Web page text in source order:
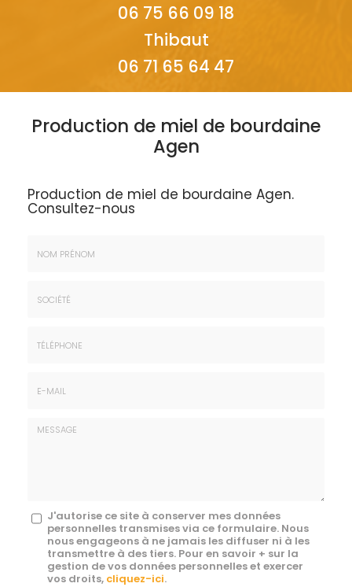
06 75 66 09 18
Thibaut
06 71 65 64 47
Production de miel de bourdaine
Agen
Production de miel de bourdaine Agen.
Consultez-nous
Message
J'autorise ce site à conserver mes données
personnelles transmises via ce formulaire. Nous
nous engageons à ne jamais les diffuser ni à les
transmettre à des tiers. Pour en savoir + sur la
gestion de vos données personnelles et exercer
vos droits, cliquez-ici.